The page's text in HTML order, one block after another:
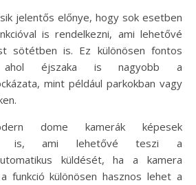
jelentős előnye, hogy sok esetben
is rendelkezni, ami lehetővé
sötétben is. Ez különösen fontos
ahol éjszaka is nagyobb a
mint például parkokban vagy
dome kamerák képesek
is, ami lehetővé teszi a
küldését, ha a kamera
funkció különösen hasznos lehet a